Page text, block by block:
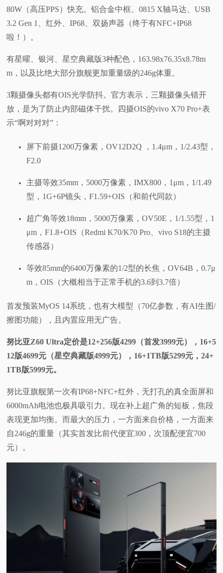
80W（高压PPS）快充。铝合金中框、0815 X轴马达、USB
3.2 Gen 1、红外、IP68、双扬声器（终于有NFC+IP68
啦！）。
有星曜、银河、星空典藏版3种配色，163.98x76.35x8.78m
m，以及比绝大部分旗舰更加重量级的246g体重。
3颗摄像头都有OIS光学防抖。官方表示，三颗摄像头错开
放，是为了防止内部磁体干扰。四摄OIS的vivo X70 Pro+表
示“啊对对对”：
屏下前摄1200万像素，OV12D2Q ，1.4μm，1/2.43型，
F2.0
主摄等效35mm，5000万像素，IMX800，1μm，1/1.49
型，1G+6P镜头，F1.59+OIS（和前代同款）
超广角等效18mm，5000万像素，OV50E，1/1.55型，1
μm，F1.8+OIS（Redmi K70/K70 Pro、vivo S18的主摄
传感器）
等效85mm的6400万像素的1/2型的长焦，OV64B，0.7μ
m，OIS（大概相当于正常手机的3.6到3.7倍）
首发预装MyOS 14系统，也有大模型（70亿参数，有AI生图/
擦图功能），且内置应用无广告。
努比亚Z60 Ultra定价是12+256版4299（首发3999元），16+5
12版4699元（星空典藏版4999元），16+1TB版5299元，24+
1TB版5999元。
努比亚旗舰第一次有IP68+NFC+红外，无打孔的真全面屏和
6000mAh电池也极具吸引力。现在补上超广角的短板，焦段
表现更加均衡。而最大的压力，一方面来自价格，一方面来
自246g的重量（其实首发比前代便宜300，次顶配便宜700
元）。